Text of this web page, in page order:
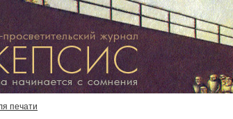
печати